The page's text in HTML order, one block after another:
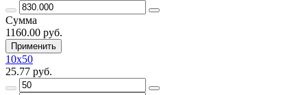
Сумма
1160.00 руб.
Применить
10х50
25.77 руб.